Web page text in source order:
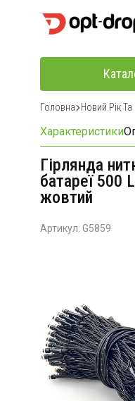
Головна Новий Рік Та
Характеристики
Гірлянда
батареї 500
жовтий
Артикул: G5859